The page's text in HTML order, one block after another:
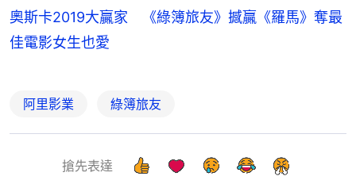
奧斯卡2019大贏家 《綠簿旅友》撼贏《羅馬》奪最
佳電影女生也愛
阿里影業 綠簿旅友
搶先表達